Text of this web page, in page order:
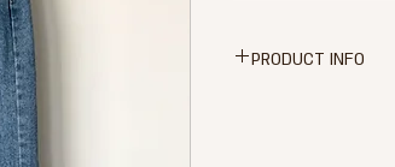
PRODUCT INFO